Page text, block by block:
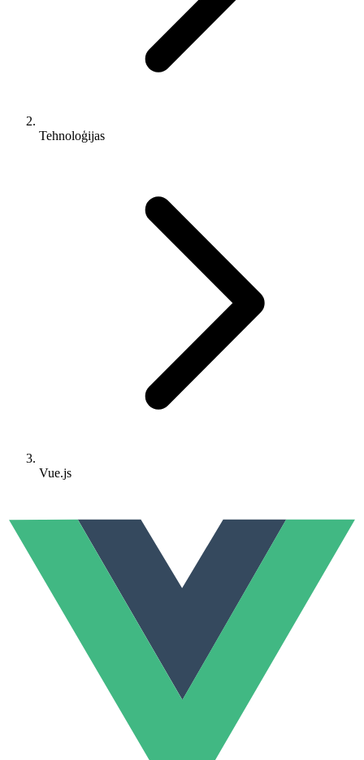
Tehnoloģijas
Vue.js